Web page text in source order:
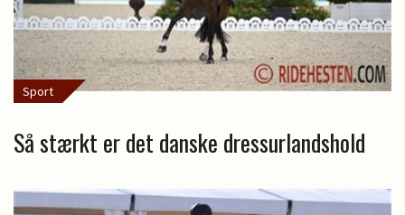
Sport
Så stærkt er det danske dressurlandshold